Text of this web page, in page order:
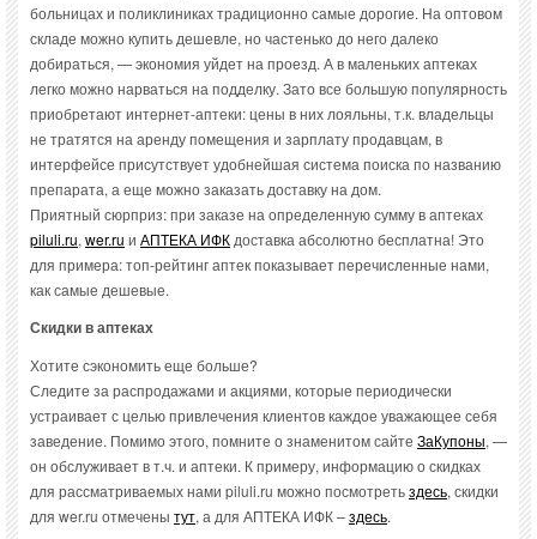
больницах и поликлиниках традиционно самые дорогие. На оптовом
складе можно купить дешевле, но частенько до него далеко
добираться, — экономия уйдет на проезд. А в маленьких аптеках
легко можно нарваться на подделку. Зато все большую популярность
приобретают интернет-аптеки: цены в них лояльны, т.к. владельцы
не тратятся на аренду помещения и зарплату продавцам, в
интерфейсе присутствует удобнейшая система поиска по названию
препарата, а еще можно заказать доставку на дом.
Приятный сюрприз: при заказе на определенную сумму в аптеках
piluli.ru,wer.ru и АПТЕКА ИФКдоставка абсолютно бесплатна! Это
для примера: топ-рейтинг аптек показывает перечисленные нами,
как самые дешевые.
Скидки в аптеках
Хотите сэкономить еще больше?
Следите за распродажами и акциями, которые периодически
устраивает с целью привлечения клиентов каждое уважающее себя
заведение. Помимо этого, помните о знаменитом сайте ЗаКупоны, —
он обслуживает в т.ч. и аптеки. К примеру, информацию о скидках
для рассматриваемых нами piluli.ru можно посмотретьздесь, скидки
для wer.ru отмечены тут, а для АПТЕКА ИФК –здесь.